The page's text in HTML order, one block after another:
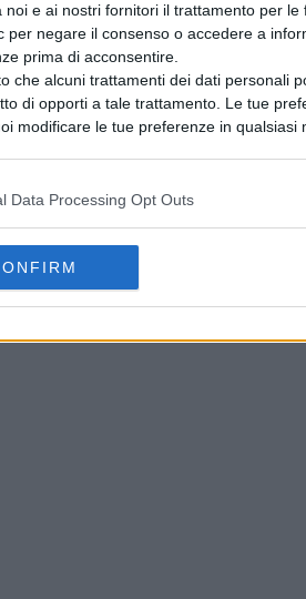
noi e ai nostri fornitori il trattamento per
per negare il consenso o accedere a
prima di acconsentire.
che alcuni trattamenti dei dati personali
di opporti a tale trattamento. Le tue
modificare le tue preferenze in
Data Processing Opt Outs